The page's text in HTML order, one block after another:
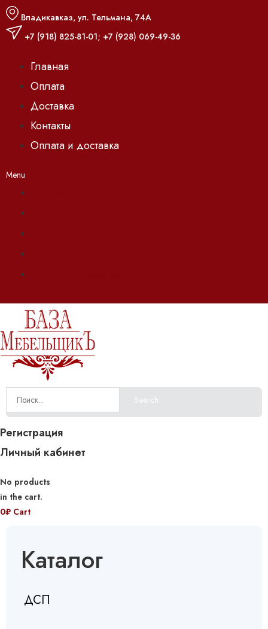
Владикавказ, ул. Тельмана, 74А
+7 (918) 825-81-01; +7 (928) 069-49-36
Главная
Оплата
Доставка
Контакты
Оплата и доставка
Menu
Search
Регистрация
Личный кабинет
No products
in the cart.
0₽ Cart
Каталог
ДСП